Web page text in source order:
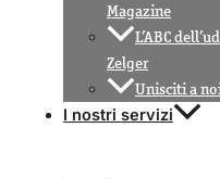
Magazine
L’ABC
Zelger
Unisciti a
I nostri servizi